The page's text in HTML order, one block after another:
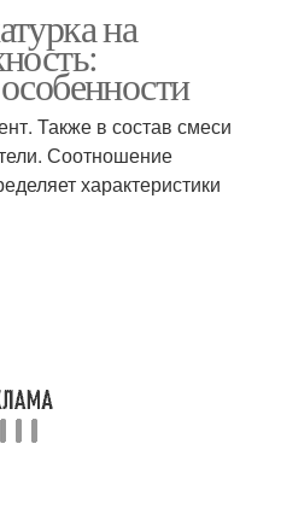
гипсовую стену
Штукатурки на гипс
на
Также в состав смеси
Соотношение
характеристики